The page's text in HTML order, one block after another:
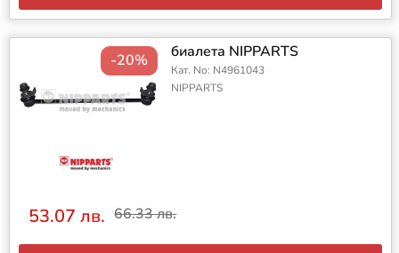
-20% биалета NIPPARTS
Кат. No: N4961043
NIPPARTS
53.07 лв. 66.33 лв.